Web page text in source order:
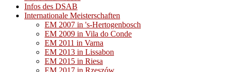
Infos des DSAB
Internationale Meisterschaften
EM 2007 in 's-Hertogenbosch
EM 2009 in Vila do Conde
EM 2011 in Varna
EM 2013 in Lissabon
EM 2015 in Riesa
EM 2017 in Rzeszów